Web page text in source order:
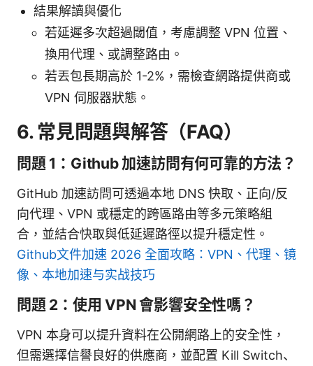
結果解讀與優化
若延遲多次超過閾值，考慮調整 VPN 位置、
換用代理、或調整路由。
若丟包長期高於 1-2%，需檢查網路提供商或
VPN 伺服器狀態。
6. 常見問題與解答（FAQ）
問題 1：Github 加速訪問有何可靠的方法？
GitHub 加速訪問可透過本地 DNS 快取、正向/反
向代理、VPN 或穩定的跨區路由等多元策略組
合，並結合快取與低延遲路徑以提升穩定性。
Github文件加速 2026 全面攻略：VPN、代理、镜
像、本地加速与实战技巧
問題 2：使用 VPN 會影響安全性嗎？
VPN 本身可以提升資料在公開網路上的安全性，
但需選擇信譽良好的供應商，並配置 Kill Switch、